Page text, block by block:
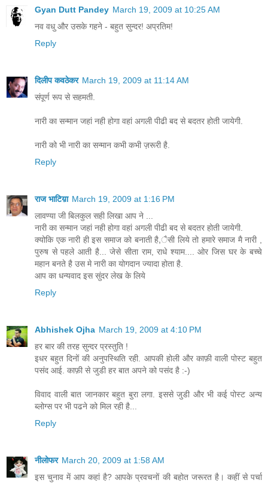
Gyan Dutt Pandey March 19, 2009 at 10:25 AM
नव वधु और उसके गहने - बहुत सुन्दर! अप्रतिम!
Reply
दिलीप कवठेकर March 19, 2009 at 11:14 AM
संपूर्ण रूप से सहमती.
नारी का सन्मान जहां नही होगा वहां अगली पीढी बद से बदतर होती जायेगी.
नारी को भी नारी का सन्मान कभी कभी ज़रूरी है.
Reply
राज भाटिय़ा March 19, 2009 at 1:16 PM
लावण्या जी बिलकुल सही लिखा आप ने ...
नारी का सन्मान जहां नही होगा वहां अगली पीढी बद से बदतर होती जायेगी.
क्योकि एक नारी ही इस समाज को बनाती है,ैसी लिये तो हमारे समाज मै नारी ,
पुरुष से पहले आती है... जेसे सीता राम, राधे श्याम.... ओर जिस घर के बच्चे
महान बनते है उस मे नारी का योगदान ज्यादा होता है.
आप का धन्यवाद इस सुंदर लेख के लिये
Reply
Abhishek Ojha March 19, 2009 at 4:10 PM
हर बार की तरह सुन्दर प्रस्तुति !
इधर बहुत दिनों की अनुपस्थिति रही. आपकी होली और काफ़ी वाली पोस्ट बहुत
पसंद आई. काफ़ी से जुडी हर बात अपने को पसंद है :-)
विवाद वाली बात जानकार बहुत बुरा लगा. इससे जुडी और भी कई पोस्ट अन्य
ब्लोग्स पर भी पढने को मिल रही है...
Reply
नीलोफर March 20, 2009 at 1:58 AM
इस चुनाव में आप कहां है? आपके प्रवचनों की बहोत जरूरत है। कहीं से पर्चा